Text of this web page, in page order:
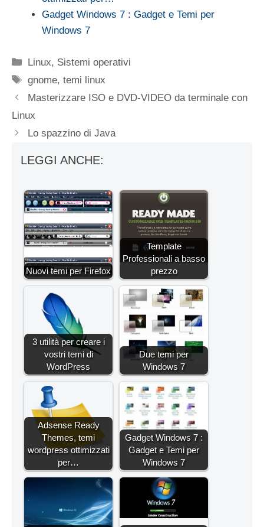
Gadget Windows 7 : Gadget e Temi per
Windows 7
Categorie
Linux, Sistemi operativi
Tag
gnome,temi linux
Masterizzare ISO e DVD-VIDEO da terminale con
Linux
Lo spazzino di Java
LEGGI ANCHE:
Nuovi temi per Firefox
Template
Professionali a basso
prezzo
3 utilità per creare i
vostri temi di
WordPress
Due temi per
Windows 7
Adsense Ready
Themes, temi
wordpress ottimizzati
per…
Gadget Windows 7 :
Gadget e Temi per
Windows 7